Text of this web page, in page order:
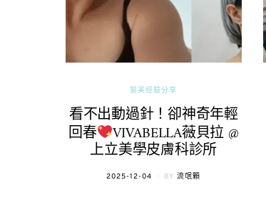
醫美經驗分享
看不出動過針！卻神奇年輕
回春 VIVABELLA薇貝拉 @
上立美學皮膚科診所
POSTED
2025-12-04 BY 流氓顆